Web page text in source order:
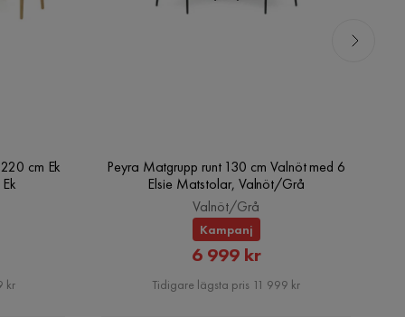
cm Ek
kr
Peyra Matgrupp runt 130 cm Valnöt med 6
Elsie Matstolar, Valnöt/Grå
Valnöt/Grå
Kampanj
Rabatterat
Pris
6 999 kr
Tidigare lägsta pris 11 999 kr